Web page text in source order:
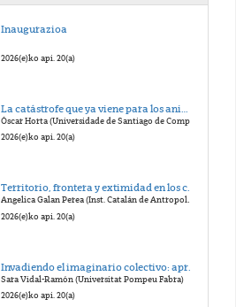
Inaugurazioa
2026(e)ko api. 20(a)
2026(e)ko api. 20(a)
Territorio, frontera y extimidad en los cuerpos animales
Angelica Galan Perea (Inst. Catalán de Antropología)
2026(e)ko api. 20(a)
Sara Vidal-Ramón (Universitat Pompeu Fabra)
2026(e)ko api. 20(a)